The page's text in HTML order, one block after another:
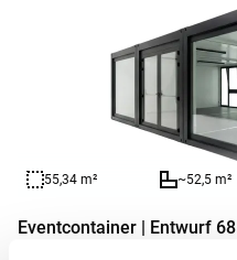
55,34 m² ~52,5 m²
Eventcontainer | Entwurf 68